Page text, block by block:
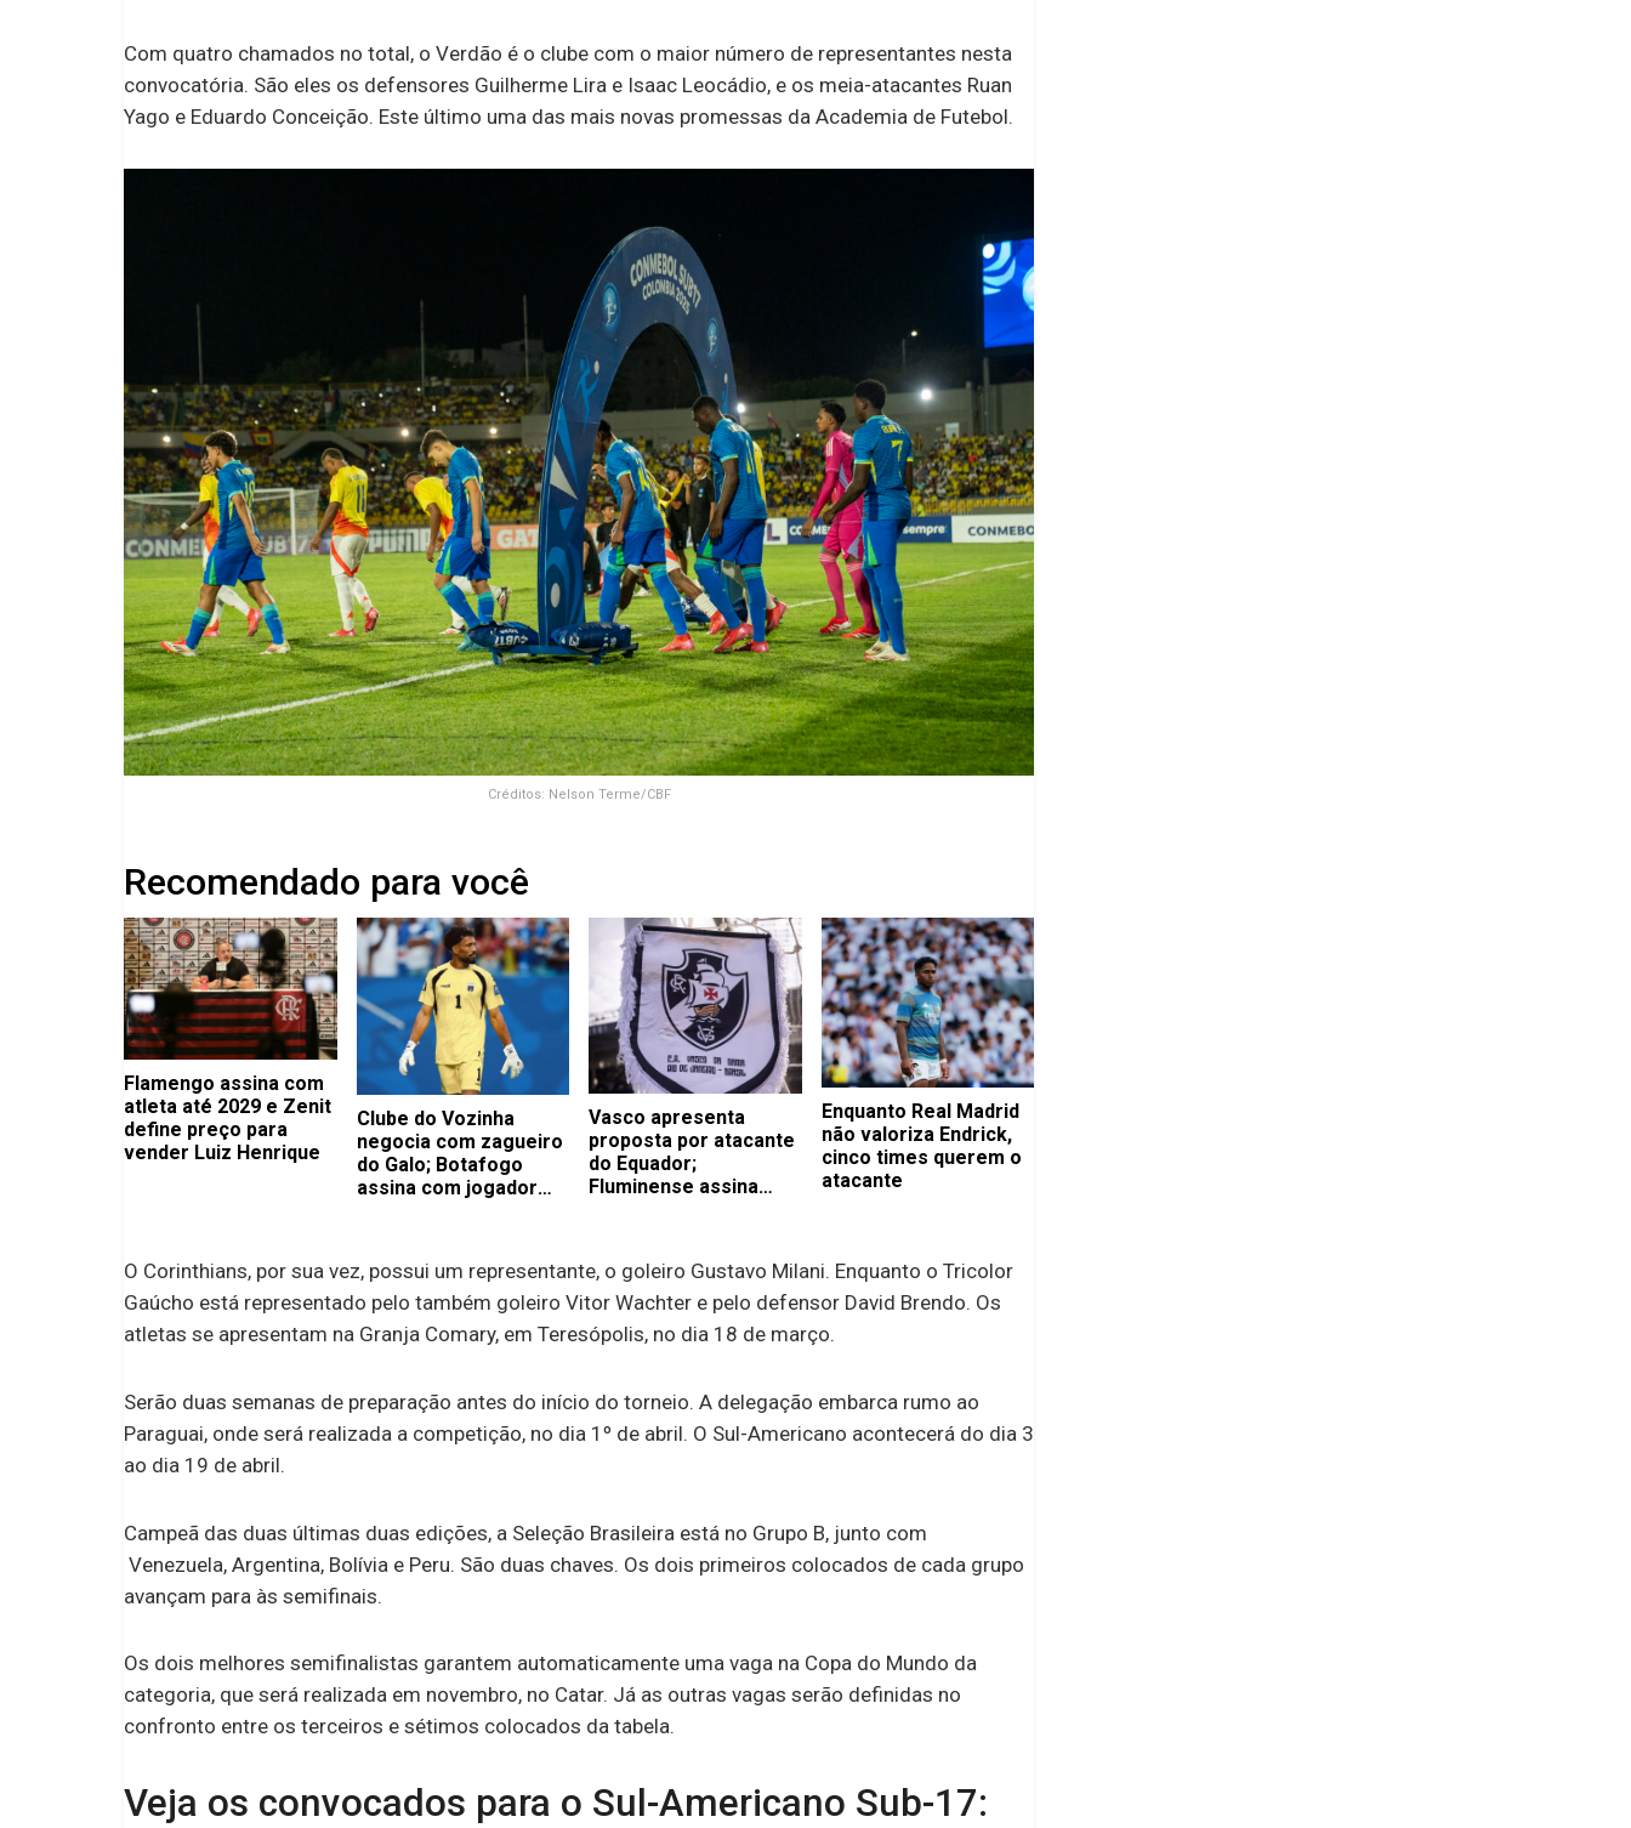
Com quatro chamados no total, o Verdão é o clube com o maior número de representantes nesta
convocatória. São eles os defensores Guilherme Lira e Isaac Leocádio, e os meia-atacantes Ruan
Yago e Eduardo Conceição. Este último uma das mais novas promessas da Academia de Futebol.
Créditos: Nelson Terme/CBF
Recomendado para você
Flamengo assina com
atleta até 2029 e Zenit
define preço para
vender Luiz Henrique
Clube do Vozinha
negocia com zagueiro
do Galo; Botafogo
assina com jogador
Vasco apresenta
proposta por atacante
do Equador;
Fluminense assina
Enquanto Real Madrid
não valoriza Endrick,
cinco times querem o
atacante
O Corinthians, por sua vez, possui um representante, o goleiro Gustavo Milani. Enquanto o Tricolor
Gaúcho está representado pelo também goleiro Vitor Wachter e pelo defensor David Brendo. Os
atletas se apresentam na Granja Comary, em Teresópolis, no dia 18 de março.
Serão duas semanas de preparação antes do início do torneio. A delegação embarca rumo ao
Paraguai, onde será realizada a competição, no dia 1º de abril. O Sul-Americano acontecerá do dia 3
ao dia 19 de abril.
Campeã das duas últimas duas edições, a Seleção Brasileira está no Grupo B, junto com
Venezuela, Argentina, Bolívia e Peru. São duas chaves. Os dois primeiros colocados de cada grupo
avançam para às semifinais.
Os dois melhores semifinalistas garantem automaticamente uma vaga na Copa do Mundo da
categoria, que será realizada em novembro, no Catar. Já as outras vagas serão definidas no
confronto entre os terceiros e sétimos colocados da tabela.
Veja os convocados para o Sul-Americano Sub-17: